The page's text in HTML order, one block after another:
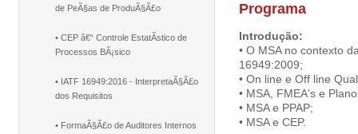
de PeÃ§as de ProduÃ§Ã£o
• CEP â€“ Controle EstatÃ­stico de
Processos BÃ¡sico
• IATF 16949:2016 - InterpretaÃ§Ã£o
dos Requisitos
• FormaÃ§Ã£o de Auditores Internos
Programa
Introdução:
• O MSA no contexto
16949:2009;
• On line e Off line
• MSA, FMEA's e
• MSA e PPAP;
• MSA e CEP.